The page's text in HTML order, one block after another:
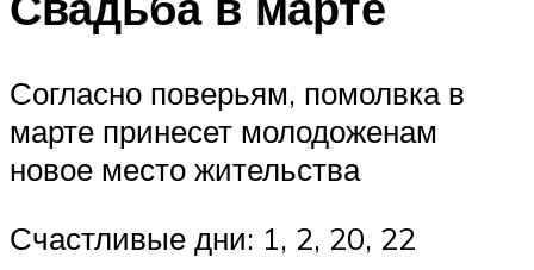
Согласно поверьям, помолвка в
марте принесет молодоженам
новое место жительства
Счастливые дни: 1, 2, 20, 22